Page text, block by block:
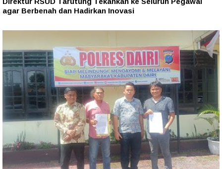
agar Berbenah dan Hadirkan Inovasi